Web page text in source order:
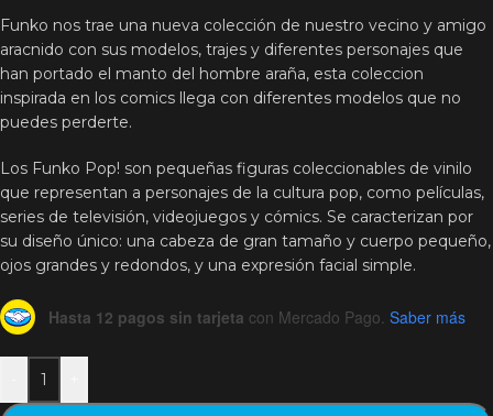
Funko nos trae una nueva colección de nuestro vecino y amigo
aracnido con sus modelos, trajes y diferentes personajes que
han portado el manto del hombre araña, esta coleccion
inspirada en los comics llega con diferentes modelos que no
puedes perderte.
Los Funko Pop! son pequeñas figuras coleccionables de vinilo
que representan a personajes de la cultura pop, como películas,
series de televisión, videojuegos y cómics. Se caracterizan por
su diseño único: una cabeza de gran tamaño y cuerpo pequeño,
ojos grandes y redondos, y una expresión facial simple.
Hasta 12 pagos sin tarjeta con Mercado Pago. Saber más